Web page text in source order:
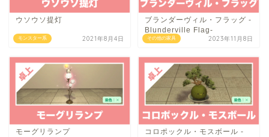
モンスター系
ウソウソ提灯
2021年8月4日 その他の家具
ブランダーヴィル・フラッグ -
Blunderville Flag-
2023年11月8日
モーグリランプ
コロポックル・モスボール -